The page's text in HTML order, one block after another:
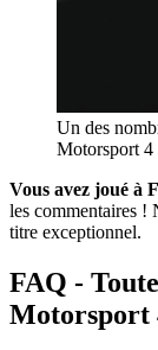
Un des
Motorsport 4
Vous avez joué à
les commentaires !
titre exceptionnel.
FAQ -
Motorsport